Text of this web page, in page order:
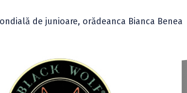
de junioare, orădeanca Bianca Benea